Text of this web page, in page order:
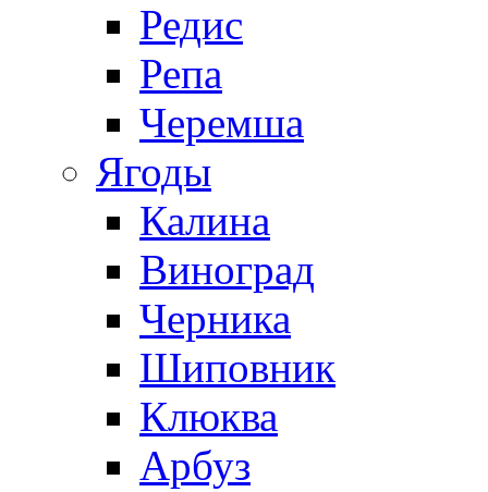
Редис
Репа
Черемша
Ягоды
Калина
Виноград
Черника
Шиповник
Клюква
Арбуз